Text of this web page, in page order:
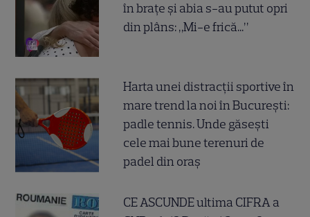
în brațe și abia s-au putut opri
din plâns: „Mi-e frică...”
Harta unei distracții sportive în
mare trend la noi în București:
padle tennis. Unde găsești
cele mai bune terenuri de
padel din oraș
CE ASCUNDE ultima CIFRA a